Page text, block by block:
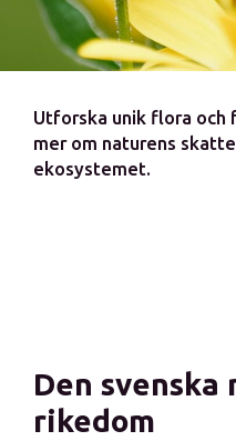
Utforska unik flora och
mer om naturens
ekosystemet.
Den svenska
rikedom